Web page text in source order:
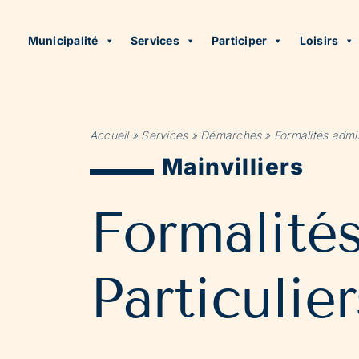
Municipalité Services Participer Loisirs
Accueil» Services» Démarches» Formalités
Mainvilliers